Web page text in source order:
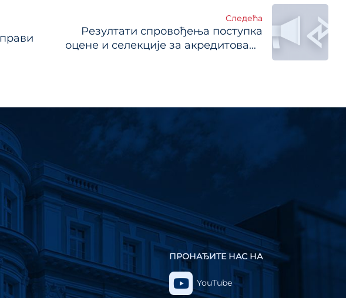
Следећа
Резултати спровођења поступка
оцене и селекције за акредитоване
ПРОНАЂИТЕ НАС НА
YouTube